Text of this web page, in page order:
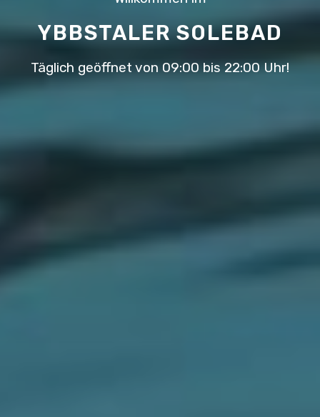
YBBSTALER SOLEBAD
Täglich geöffnet von 09:00 bis 22:00 Uhr!